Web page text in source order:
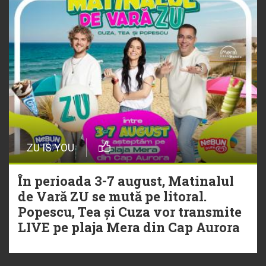
ZU IS YOU
În perioada 3-7 august, Matinalul
de Vară ZU se mută pe litoral.
Popescu, Tea și Cuza vor transmite
LIVE pe plaja Mera din Cap Aurora